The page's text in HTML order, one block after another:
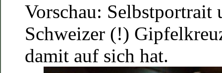
Vorschau: Selbstportrait
Schweizer (!)
damit auf sich hat.